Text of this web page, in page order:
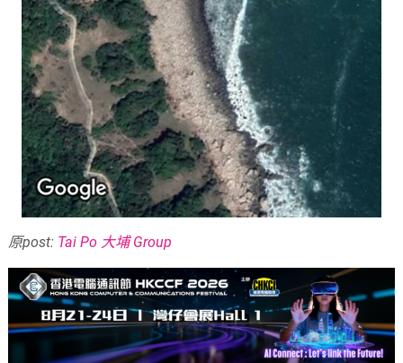
原post: Tai Po 大埔 Group